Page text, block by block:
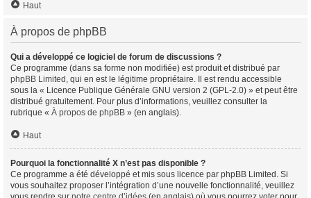
Haut
À propos de phpBB
Qui a développé ce logiciel de forum de discussions ?
Ce programme (dans sa forme non modifiée) est produit et distribué par
phpBB Limited , qui en est le légitime propriétaire. Il est rendu accessible
sous la « Licence Publique Générale GNU version 2 (GPL-2.0) » et peut être
distribué gratuitement. Pour plus d’informations, veuillez consulter la
rubrique « À propos de phpBB » (en anglais).
Haut
Pourquoi la fonctionnalité X n’est pas disponible ?
Ce programme a été développé et mis sous licence par phpBB Limited. Si
vous souhaitez proposer l’intégration d’une nouvelle fonctionnalité, veuillez